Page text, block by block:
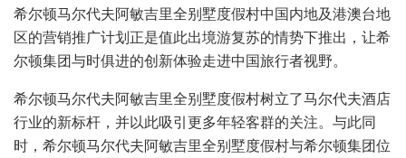
希尔顿马尔代夫阿敏吉里全别墅度假村中国内地及港澳台地
区的营销推广计划正是值此出境游复苏的情势下推出，让希
尔顿集团与时俱进的创新体验走进中国旅行者视野。
希尔顿马尔代夫阿敏吉里全别墅度假村树立了马尔代夫酒店
行业的新标杆，并以此吸引更多年轻客群的关注。与此同
时，希尔顿马尔代夫阿敏吉里全别墅度假村与希尔顿集团位